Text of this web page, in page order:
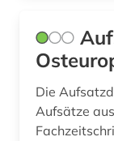
max (2)
medien (1)
Die
Aufsätze